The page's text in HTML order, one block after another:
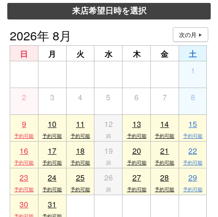
来店希望日時を選択
2026年 8月
日 月 火 水 木 金
土
1
2 3 4 5 6 7 8
9 10 11 12 13 14 15
16 17 18 19 20 21 22
23 24 25 26 27 28 29
30 31